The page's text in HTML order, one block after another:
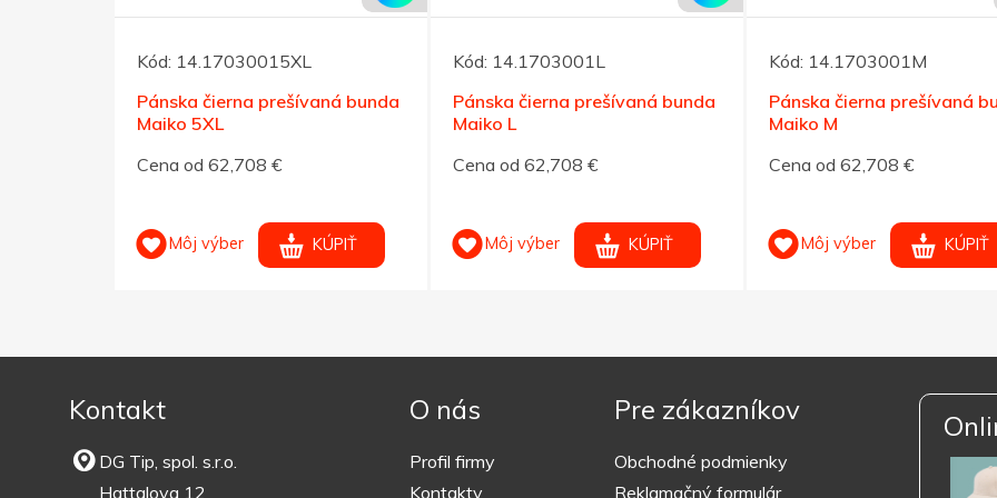
Kód: 14.17030015XL
Pánska čierna prešívaná bunda
Maiko 5XL
Cena od 62,708 €
Môj výber KÚPIŤ
Kód: 14.1703001L
Pánska čierna prešívaná bunda
Maiko L
Cena od 62,708 €
Môj výber KÚPIŤ
Kód: 14.1703001M
Pánska čierna prešívaná
Maiko M
Cena od 62,708 €
Môj výber KÚPIŤ
Kontakt
DG Tip, spol. s.r.o.
Hattalova 12
O nás
Profil firmy
Kontakty
Pre zákazníkov
Obchodné podmienky
Reklamačný formulár